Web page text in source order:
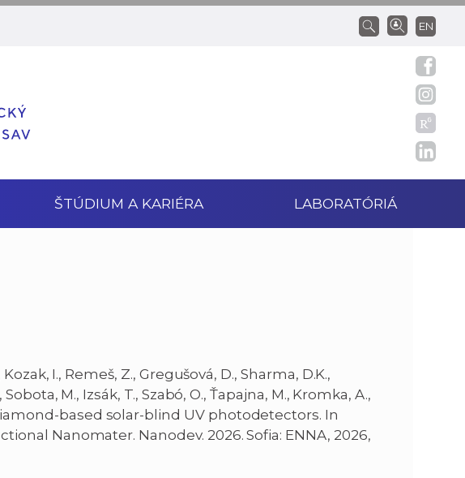
EN
ŠTÚDIUM A KARIÉRA LABORATÓRIÁ
Kozak, I., Remeš, Z., Gregušová, D., Sharma, D.K.,
M., Izsák, T., Szabó, O., Ťapajna, M., Kromka, A.,
based solar-blind UV photodetectors. In
Nanomater. Nanodev. 2026. Sofia: ENNA, 2026,